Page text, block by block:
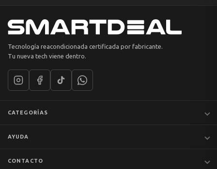
Tecnología reacondicionada certificada por fabricante.
Tu nueva tech viene dentro.
CATEGORÍAS
AYUDA
CONTACTO